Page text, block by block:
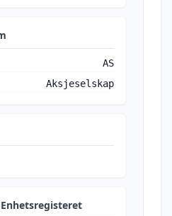
AS
Aksjeselskap